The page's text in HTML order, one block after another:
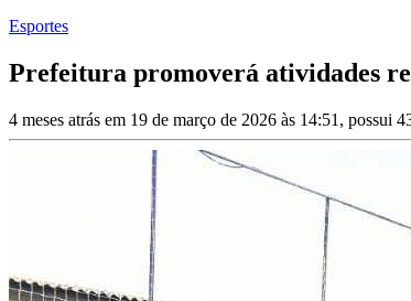
Esportes
Prefeitura promoverá atividades
4 meses atrás em 19 de março de 2026 às 14:51, possui